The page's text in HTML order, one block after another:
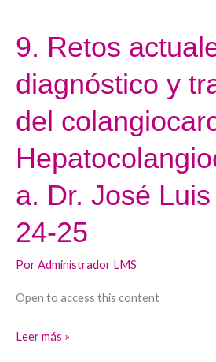
24-
25
9. Retos
diagnóstico y
del
a. Dr. José
24-25
PorAdministrador LMS
Open to access this content
9.
Retos
actuales
el
y
tratamiento
del
colangiocarcinoma.
Dr.
José
Calleja
Leer más »